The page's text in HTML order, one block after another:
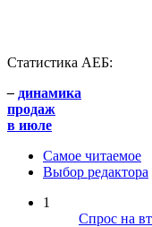
Статистика АЕБ:
– динамика
продаж
в июле
Самое читаемое
Выбор редактора
1
Спрос на